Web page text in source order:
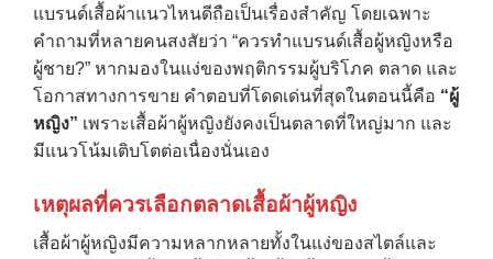
แบรนด์เสื้อผ้าแนวไหนดีถือเป็นเรื่องสำคัญ โดยเฉพาะ
คำถามที่หลายคนสงสัยว่า “ควรทำแบรนด์เสื้อผู้หญิงหรือ
ผู้ชาย?” หากมองในแง่ของพฤติกรรมผู้บริโภค ตลาด และ
โอกาสทางการขาย คำตอบที่โดดเด่นที่สุดในตอนนี้คือ “ผู้
หญิง” เพราะเสื้อผ้าผู้หญิงยังคงเป็นตลาดที่ใหญ่มาก และ
มีแนวโน้มเติบโตต่อเนื่องนั่นเอง
เหตุผลที่ควรเลือกตลาดเสื้อผ้าผู้หญิง
เสื้อผ้าผู้หญิงมีความหลากหลายทั้งในแง่ของสไตล์และ